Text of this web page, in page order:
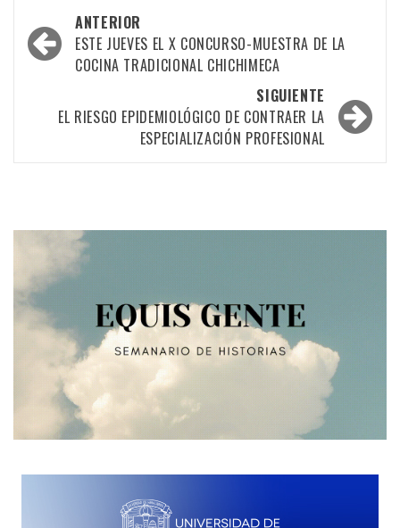
Navegación
por
entradas
ANTERIOR
ESTE JUEVES EL X CONCURSO-MUESTRA DE LA
COCINA TRADICIONAL CHICHIMECA
SIGUIENTE
EL RIESGO EPIDEMIOLÓGICO DE CONTRAER LA
ESPECIALIZACIÓN PROFESIONAL